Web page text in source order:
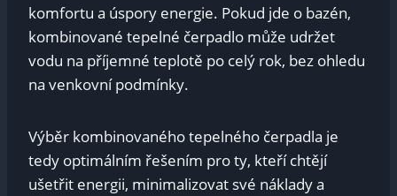
komfortu a úspory energie. Pokud jde o bazén,
⁤kombinované tepelné čerpadlo může udržet
‍vodu na příjemné⁢ teplotě po celý ​rok, bez ohledu
na⁤ venkovní podmínky.⁤
Výběr kombinovaného tepelného čerpadla ⁣je
tedy optimálním ⁢řešením pro ty, kteří chtějí
ušetřit energii, minimalizovat své náklady a